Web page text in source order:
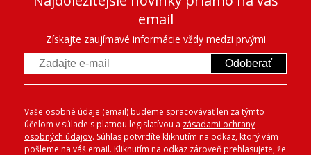
email
Získajte zaujímavé informácie vždy medzi prvými
Odoberať
Vaše osobné údaje (email) budeme spracovávať len za týmto
účelom v súlade s platnou legislatívou a zásadami ochrany
osobných údajov. Súhlas potvrdíte kliknutím na odkaz, ktorý vám
pošleme na váš email. Kliknutím na odkaz zároveň prehlasujete, že